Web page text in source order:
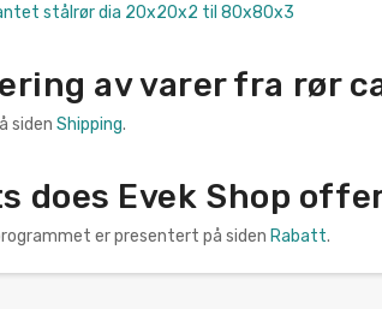
stålrør dia 20x20x2 til 80x80x3
av varer fra rør
siden Shipping.
does Evek Shop
er presentert på siden Rabatt.